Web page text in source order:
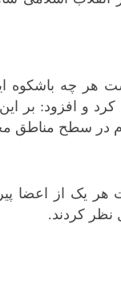
هر چه باشکوه
در سطح مناطق
هر یک از اعضا
نظر کردند.